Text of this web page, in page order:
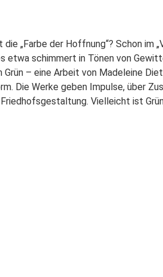
die „Farbe der Hoffnung“? Schon im
etwa schimmert in Tönen von
– eine Arbeit von Madeleine
Die Werke geben Impulse, über
Vielleicht ist